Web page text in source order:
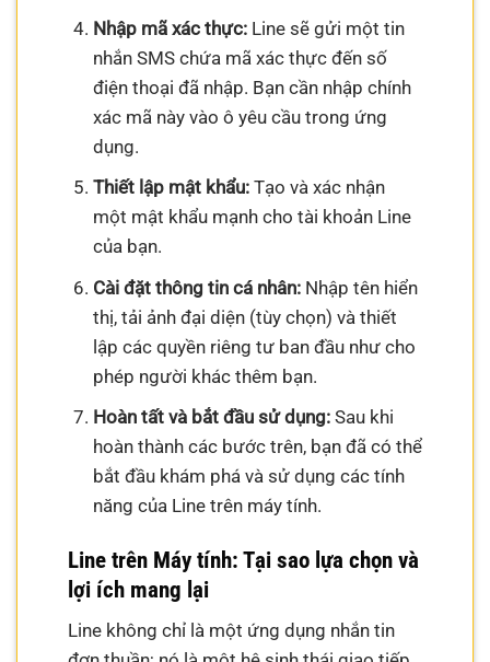
Nhập mã xác thực:Line sẽ gửi một tin
nhắn SMS chứa mã xác thực đến số
điện thoại đã nhập. Bạn cần nhập chính
xác mã này vào ô yêu cầu trong ứng
dụng.
Thiết lập mật khẩu:Tạo và xác nhận
một mật khẩu mạnh cho tài khoản Line
của bạn.
Cài đặt thông tin cá nhân:Nhập tên hiển
thị, tải ảnh đại diện (tùy chọn) và thiết
lập các quyền riêng tư ban đầu như cho
phép người khác thêm bạn.
Hoàn tất và bắt đầu sử dụng:Sau khi
hoàn thành các bước trên, bạn đã có thể
bắt đầu khám phá và sử dụng các tính
năng của Line trên máy tính.
Line trên Máy tính: Tại sao lựa chọn và
lợi ích mang lại
Line không chỉ là một ứng dụng nhắn tin